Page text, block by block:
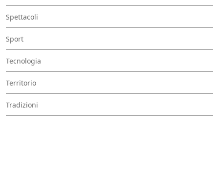
Spettacoli
Sport
Tecnologia
Territorio
Tradizioni